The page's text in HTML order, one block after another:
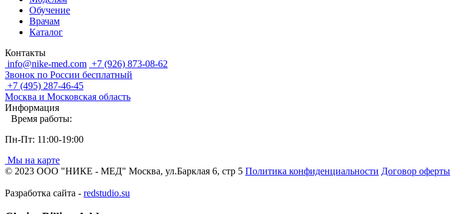
Обучение
Врачам
Каталог
Контакты
info@nike-med.com +7 (926) 873-08-62
Звонок по России бесплатный
+7 (495) 287-46-45
Москва и Московская область
Информация
Время работы:
Пн-Пт: 11:00-19:00
Мы на карте
© 2023 ООО "НИКЕ - МЕД" Москва, ул.Барклая 6, стр 5 Политика конфиденциальности Договор оферты
Разработка сайта - redstudio.su